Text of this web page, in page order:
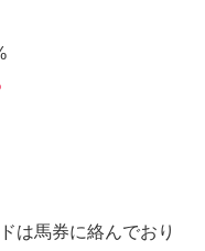
は馬券に絡んでおり